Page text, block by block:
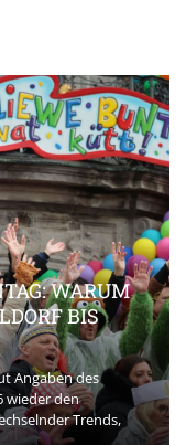
WARUM
BIS
Angaben des
wieder den
Trends,